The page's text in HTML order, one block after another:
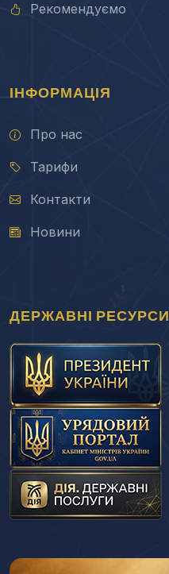
Рекомендуємо
ІНФОРМАЦІЯ
Про нас
Тарифи
Контакти
Новини
ДЕРЖАВНІ РЕСУРСИ